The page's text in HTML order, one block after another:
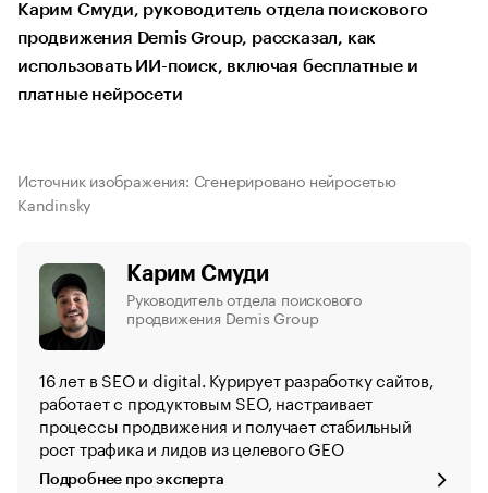
Карим Смуди, руководитель отдела поискового
продвижения Demis Group, рассказал, как
использовать ИИ-поиск, включая бесплатные и
платные нейросети
Источник изображения: Сгенерировано нейросетью
Kandinsky
Карим Смуди
Руководитель отдела поискового
продвижения Demis Group
16 лет в SEO и digital. Курирует разработку сайтов,
работает с продуктовым SEO, настраивает
процессы продвижения и получает стабильный
рост трафика и лидов из целевого GEO
Подробнее про эксперта